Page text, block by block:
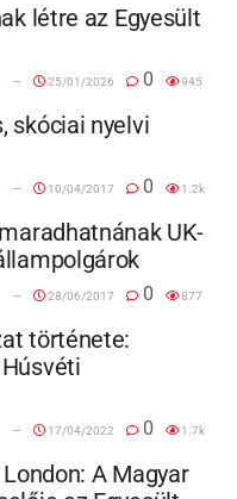
létre az Egyesült
25/01/2026 0 945
skóciai nyelvi
10/04/2017 0 1.2k
UK-
28/06/2017 0 877
története:
17/04/2022 0 1.7k
A Magyar